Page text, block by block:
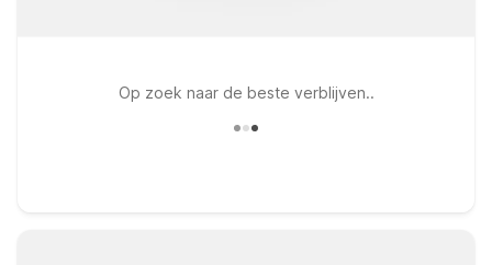
Op zoek naar de beste verblijven..